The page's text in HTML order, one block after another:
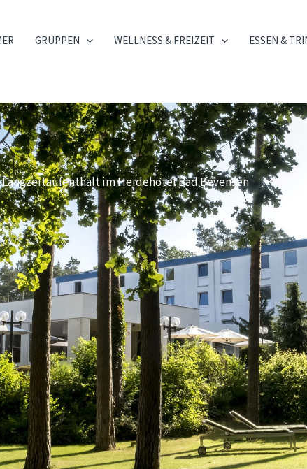
GRUPPEN WELLNESS & FREIZEIT ESSEN &
Langzeitaufenthalt im Heidehotel Bad Bevensen